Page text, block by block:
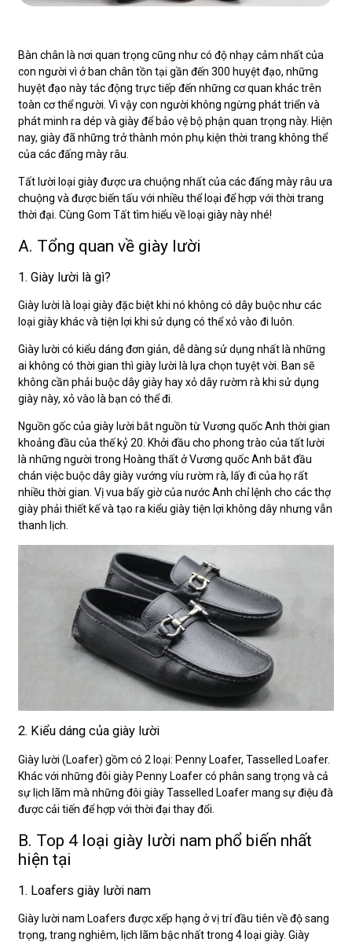
Bàn chân là nơi quan trọng cũng như có độ nhạy cảm nhất của
con người vì ở ban chân tồn tại gần đến 300 huyệt đạo, những
huyệt đạo này tác động trực tiếp đến những cơ quan khác trên
toàn cơ thể người. Vì vậy con người không ngừng phát triển và
phát minh ra dép và giày để bảo vệ bộ phận quan trọng này. Hiện
nay, giày đã những trở thành món phụ kiện thời trang không thể
của các đấng mày râu.
Tất lười loại giày được ưa chuộng nhất của các đấng mày râu ưa
chuộng và được biến tấu với nhiều thể loại để hợp với thời trang
thời đại. Cùng Gom Tất tìm hiểu về loại giày này nhé!
A. Tổng quan về giày lười
1. Giày lười là gì?
Giày lười là loại giày đặc biệt khi nó không có dây buộc như các
loại giày khác và tiện lợi khi sử dụng có thể xỏ vào đi luôn.
Giày lười có kiểu dáng đơn giản, dễ dàng sử dụng nhất là những
ai không có thời gian thì giày lười là lựa chọn tuyệt vời. Ban sẽ
không cần phải buộc dây giày hay xỏ dây rườm rà khi sử dụng
giày này, xỏ vào là bạn có thể đi.
Nguồn gốc của giày lười bắt nguồn từ Vương quốc Anh thời gian
khoảng đầu của thế kỷ 20. Khởi đầu cho phong trào của tất lười
là những người trong Hoàng thất ở Vương quốc Anh bắt đầu
chán việc buộc dây giày vướng víu rườm rà, lấy đi của họ rất
nhiều thời gian. Vị vua bấy giờ của nước Anh chỉ lệnh cho các thợ
giày phải thiết kế và tạo ra kiểu giày tiện lợi không dây nhưng vẫn
thanh lịch.
2. Kiểu dáng của giày lười
Giày lười (Loafer) gồm có 2 loại: Penny Loafer, Tasselled Loafer.
Khác với những đôi giày Penny Loafer có phân sang trọng và cả
sự lịch lãm mà những đôi giày Tasselled Loafer mang sự điệu đà
được cải tiến để hợp với thời đại thay đổi.
B. Top 4 loại giày lười nam phổ biến nhất
hiện tại
1. Loafers giày lười nam
Giày lười nam Loafers được xếp hạng ở vị trí đầu tiên về độ sang
trọng, trang nghiêm, lịch lãm bậc nhất trong 4 loại giày. Giày